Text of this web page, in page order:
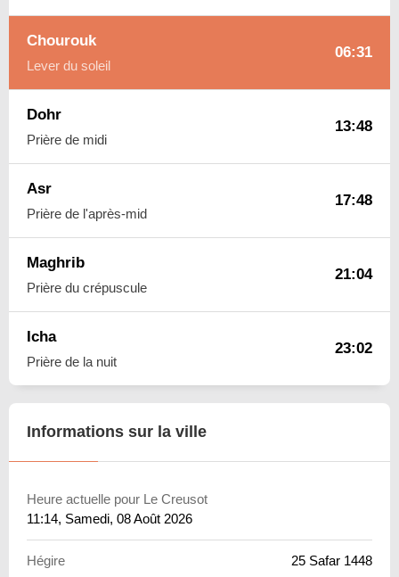
Chourouk
Lever du soleil
06:31
Dohr
Prière de midi
13:48
Asr
Prière de l'après-mid
17:48
Maghrib
Prière du crépuscule
21:04
Icha
Prière de la nuit
23:02
Informations sur la ville
Heure actuelle pour Le Creusot
11:14, Samedi, 08 Août 2026
Hégire 25 Safar 1448